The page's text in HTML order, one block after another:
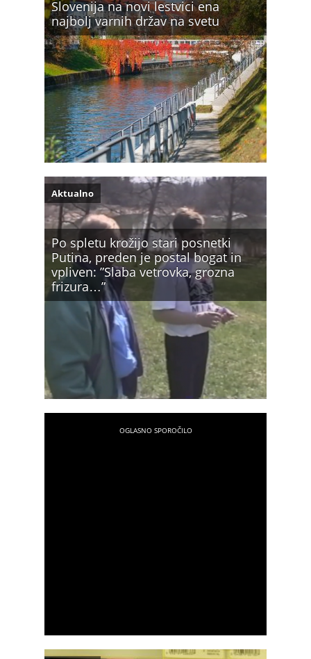
Slovenija na novi lestvici ena
najbolj varnih držav na svetu
Po spletu krožijo stari posnetki
Putina, preden je postal bogat in
vpliven: ”Slaba vetrovka, grozna
frizura…”
Aktualno